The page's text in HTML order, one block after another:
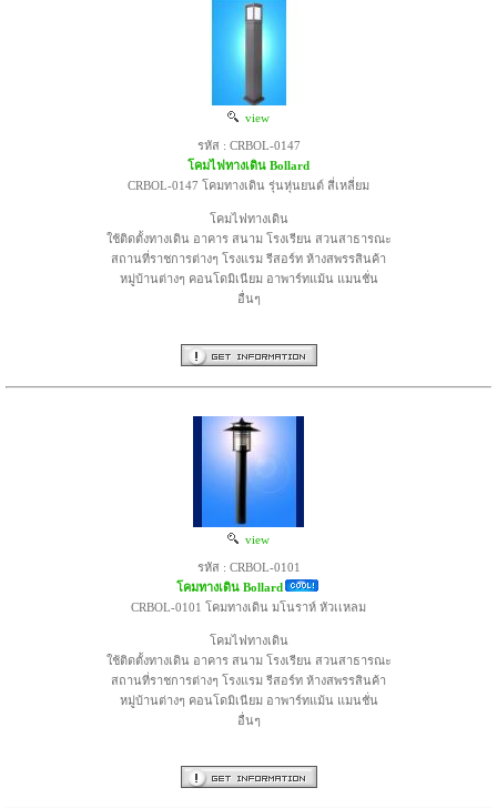
view
รหัส : CRBOL-0147
โคมไฟทางเดิน Bollard
CRBOL-0147 โคมทางเดิน รุ่นหุ่นยนต์ สี่เหลี่ยม
โคมไฟทางเดิน
ใช้ติดตั้งทางเดิน อาคาร สนาม โรงเรียน สวนสาธารณะ
สถานที่ราชการต่างๆ โรงแรม รีสอร์ท ห้างสพรรสินค้า
หมู่บ้านต่างๆ คอนโดมิเนียม อาพาร์ทแม้น แมนชั่น
อื่นๆ
view
รหัส : CRBOL-0101
โคมทางเดิน Bollard
CRBOL-0101 โคมทางเดิน มโนราห์ หัวเเหลม
โคมไฟทางเดิน
ใช้ติดตั้งทางเดิน อาคาร สนาม โรงเรียน สวนสาธารณะ
สถานที่ราชการต่างๆ โรงแรม รีสอร์ท ห้างสพรรสินค้า
หมู่บ้านต่างๆ คอนโดมิเนียม อาพาร์ทแม้น แมนชั่น
อื่นๆ